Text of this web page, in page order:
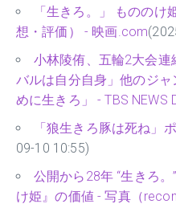
「生きろ。」 ものの
想・評価） - 映画.com
小林陵侑、五輪2大会連
バルは自分自身」他のジ
めに生きろ」 - TBS NEWS
「狼生きろ豚は死ね」
09-10 10:55)
公開から28年 “生きろ
け姫』の価値 - 写真（